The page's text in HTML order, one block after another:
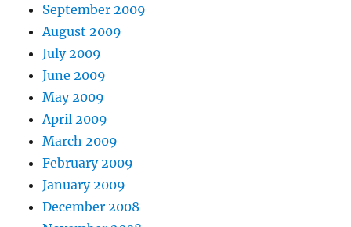
September 2009
August 2009
July 2009
June 2009
May 2009
April 2009
March 2009
February 2009
January 2009
December 2008